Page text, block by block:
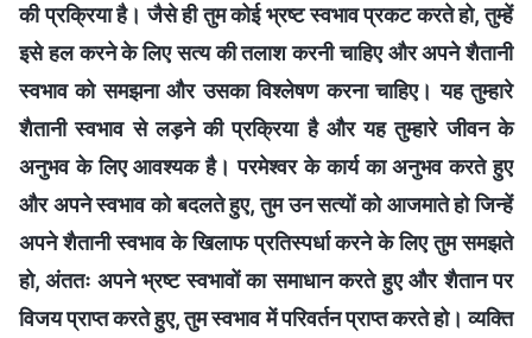
की प्रक्रिया है। जैसे ही तुम कोई भ्रष्ट स्वभाव प्रकट करते हो, तुम्हें
इसे हल करने के लिए सत्य की तलाश करनी चाहिए और अपने शैतानी
स्वभाव को समझना और उसका विश्लेषण करना चाहिए। यह तुम्हारे
शैतानी स्वभाव से लड़ने की प्रक्रिया है और यह तुम्हारे जीवन के
अनुभव के लिए आवश्यक है। परमेश्वर के कार्य का अनुभव करते हुए
और अपने स्वभाव को बदलते हुए, तुम उन सत्यों को आजमाते हो जिन्हें
अपने शैतानी स्वभाव के खिलाफ प्रतिस्पर्धा करने के लिए तुम समझते
हो, अंततः अपने भ्रष्ट स्वभावों का समाधान करते हुए और शैतान पर
विजय प्राप्त करते हुए, तुम स्वभाव में परिवर्तन प्राप्त करते हो। व्यक्ति